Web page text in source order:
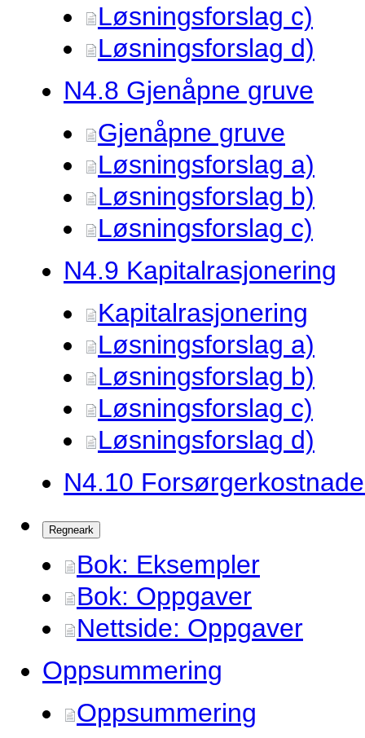
Løsningsforslag c)
Løsningsforslag d)
N4.8 Gjenåpne gruve
Gjenåpne gruve
Løsningsforslag a)
Løsningsforslag b)
Løsningsforslag c)
N4.9 Kapitalrasjonering
Kapitalrasjonering
Løsningsforslag a)
Løsningsforslag b)
Løsningsforslag c)
Løsningsforslag d)
N4.10
Regneark
Bok: Eksempler
Bok: Oppgaver
Nettside: Oppgaver
Oppsummering
Oppsummering